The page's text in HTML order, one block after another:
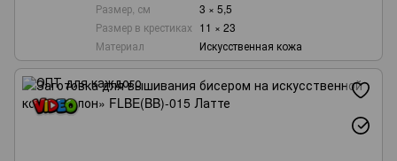
Размер, см
3 × 5,5
Размер в крестиках 11 × 23
Материал
Искусственная кожа